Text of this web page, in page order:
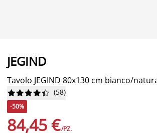
JEGIND
Tavolo JEGIND 80x130 cm bianco/





 (58)
-50%
84,45 €/PZ.